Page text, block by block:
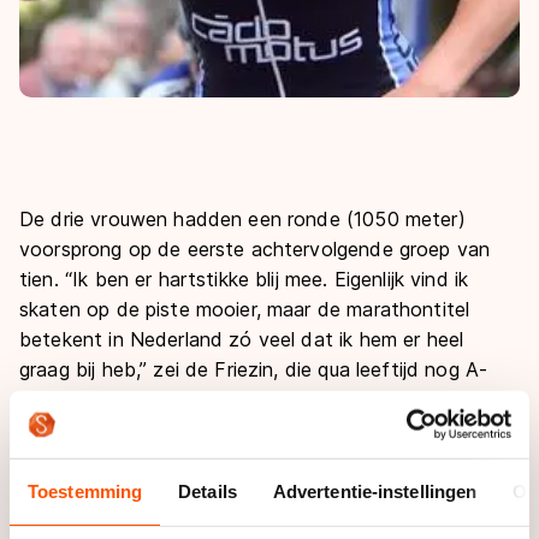
Toestemming Details Advertentie-instellingen
De drie vrouwen hadden een ronde (1050 meter)
voorsprong op de eerste achtervolgende groep van
tien. “Ik ben er hartstikke blij mee. Eigenlijk vind ik
skaten op de piste mooier, maar de marathontitel
betekent in Nederland zó veel dat ik hem er heel
graag bij heb,” zei de Friezin, die qua leeftijd nog A-
senioren rijdt.
Kamminga bezit al vijf nationale titels op de baan en
twee op de weg. Ze vertrouwde op haar sterke